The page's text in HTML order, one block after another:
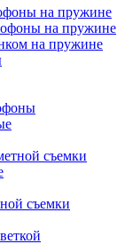
на пружине
на пружине
на пружине
съемки
съемки